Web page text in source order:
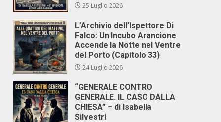
25 Luglio 2026
L’Archivio dell’Ispettore Di
Falco: Un Incubo Arancione
Accende la Notte nel Ventre
del Porto (Capitolo 33)
24 Luglio 2026
“GENERALE CONTRO
GENERALE. IL CASO DALLA
CHIESA” – di Isabella
Silvestri